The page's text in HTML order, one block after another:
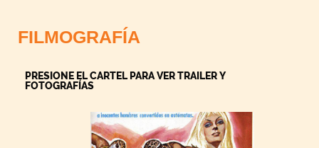
FILMOGRAFÍA
PRESIONE EL CARTEL PARA VER TRAILER Y
FOTOGRAFÍAS